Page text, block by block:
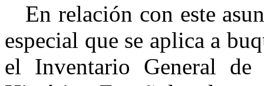
En relación con este
especial que se aplica a
el Inventario General de